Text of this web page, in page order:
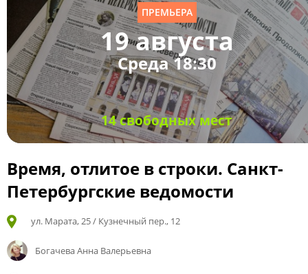
ПРЕМЬЕРА
19 августа
Среда 18:30
14 свободных мест
Время, отлитое в строки. Санкт-
Петербургские ведомости
ул. Марата, 25 / Кузнечный пер., 12
Богачева Анна Валерьевна